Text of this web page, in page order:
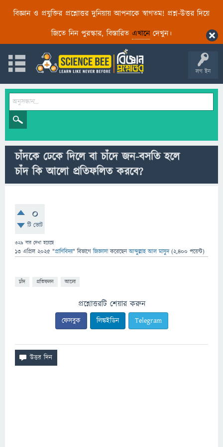
বিজ্ঞান ও প্রযুক্তির প্রশ্নোত্তর দুনিয়ায় আপনাকে স্বাগতম! প্রশ্ন-উত্তর দিয়ে
জিতে নিন পুরস্কার, বিস্তারিত এখানেদেখুন।
লগ ইন
চাঁদকে ঢেকে দিলে বা চাঁদে জন-বসতি হলে
চাঁদ কি আলো প্রতিফলিত করবে?
0
টি ভোট
329 বার দেখা হয়েছে
13 এপ্রিল 2025 "প্রাণিবিদ্যা" বিভাগে জিজ্ঞাসাকরেছেনআব্দুল্লাহ আল মাসুদ (2,400 পয়েন্ট)
চাঁদ প্রতিফলন আলো
প্রশ্নোত্তরটি শেয়ার করুন
ফেসবুক লিঙ্কইডিন Telegram